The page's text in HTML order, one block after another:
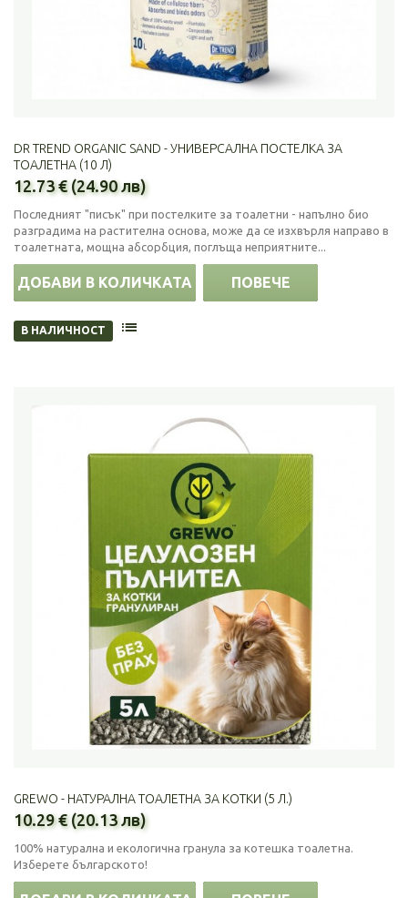
DR TREND ORGANIC SAND - УНИВЕРСАЛНА ПОСТЕЛКА ЗА
ТОАЛЕТНА (10 Л)
12.73 € (24.90 лв)
Последният "писък" при постелките за тоалетни - напълно био
разградима на растителна основа, може да се изхвърля направо в
тоалетната, мощна абсорбция, поглъща неприятните...
ДОБАВИ В КОЛИЧКАТА ПОВЕЧЕ
В НАЛИЧНОСТ
GREWO - НАТУРАЛНА ТОАЛЕТНА ЗА КОТКИ (5 Л.)
10.29 € (20.13 лв)
100% натурална и екологична гранула за котешка тоалетна.
Изберете българското!